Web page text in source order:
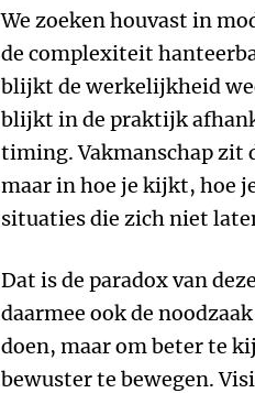
We zoeken houvast in
de complexiteit
blijkt de werkelijkheid
blijkt in de praktijk
timing. Vakmanschap zit
maar in hoe je kijkt, hoe
situaties die zich niet
Dat is de paradox van
daarmee ook de
doen, maar om beter te
bewuster te bewegen.